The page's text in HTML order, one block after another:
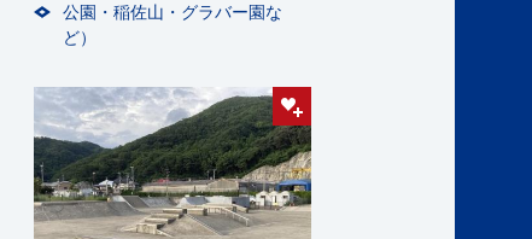
公園・稲佐山・グラバー園な
ど）